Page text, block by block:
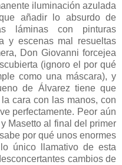
iluminación azulada
añadir lo absurdo de
láminas con pinturas
y escenas mal resueltas
Don Giovanni forcejea
(ignoro el por qué
como una máscara), y
de Álvarez tiene que
cara con las manos, con
perfectamente. Peor aún
Masetto al final del primer
por qué unos enormes
único llamativo de esta
cambios de